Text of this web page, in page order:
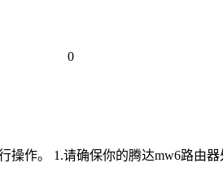
0
操作。 1.请确保你的腾达mw6路由